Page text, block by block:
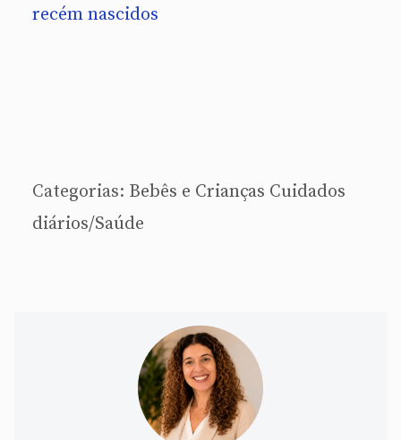
recém nascidos
Categorias: Bebês e Crianças Cuidados
diários/Saúde